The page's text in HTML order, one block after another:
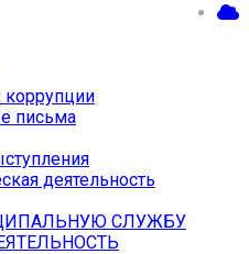
коррупции
письма
деятельность
СЛУЖБУ